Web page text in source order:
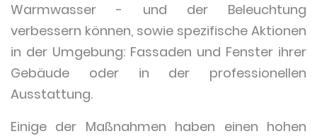
Warmwasser - und der Beleuchtung
verbessern können, sowie spezifische Aktionen
in der Umgebung: Fassaden und Fenster ihrer
Gebäude oder in der professionellen
Ausstattung.
Einige der Maßnahmen haben einen hohen